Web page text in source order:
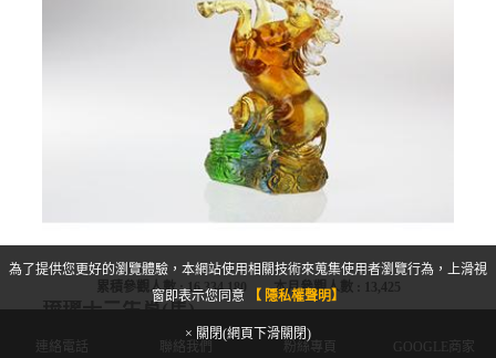
琉璃十二生肖(馬)
為了提供您更好的瀏覽體驗，本網站使用相關技術來蒐集使用者瀏覽行為，上滑視
窗即表示您同意
【 隱私權聲明】
× 關閉(網頁下滑關閉)
累積參觀人數 :16,334,180 本月參觀人數 : 13,425
連絡電話 聯絡我們 粉絲專頁 GOOGLE商家